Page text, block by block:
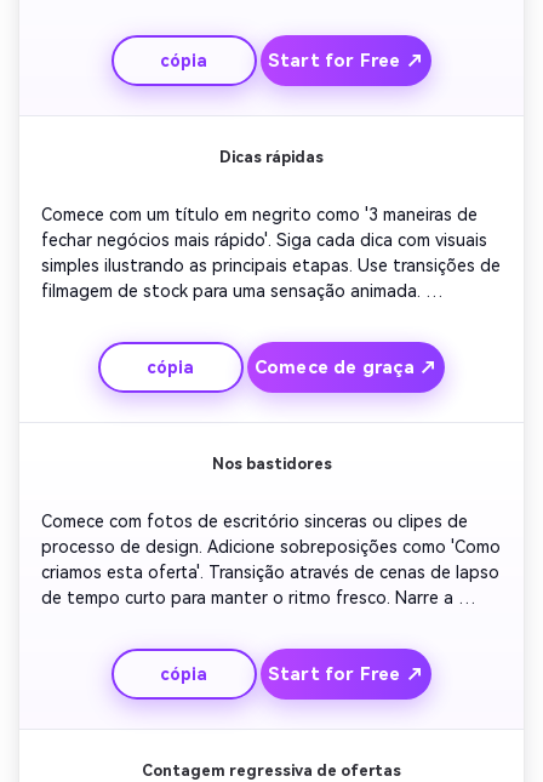
sobreposição explicativa do que resolveu seus pontos
de dor. Terminar com slogan confiante e link claro para o
site do produto para engajamento direto.
cópia Start for Free ↗
Dicas rápidas
Comece com um título em negrito como '3 maneiras de
fechar negócios mais rápido'. Siga cada dica com visuais
simples ilustrando as principais etapas. Use transições de
filmagem de stock para uma sensação animada.
economizar tempo e tornar a mensagem mais forte.
Encerre com um convite para criar um vídeo de pitch de
vendas rápido para seu próprio produto.
cópia Comece de graça ↗
Nos bastidores
Comece com fotos de escritório sinceras ou clipes de
processo de design. Adicione sobreposições como 'Como
criamos esta oferta'. Transição através de cenas de lapso
de tempo curto para manter o ritmo fresco. Narre a
e adicione uma linha emocional sobre o trabalho em
equipe. Termine com uma vitrine de produto vibrante e
CTA amigável.
cópia Start for Free ↗
Contagem regressiva de ofertas